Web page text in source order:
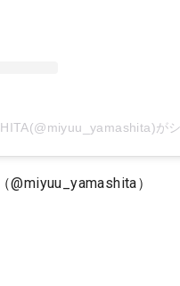
が
）